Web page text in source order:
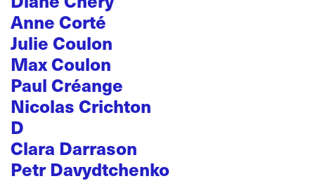
Anne Corté
Julie Coulon
Max Coulon
Paul Créange
Nicolas Crichton
D
Clara Darrason
Petr Davydtchenko